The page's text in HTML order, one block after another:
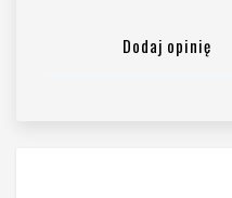
Dodaj opinię